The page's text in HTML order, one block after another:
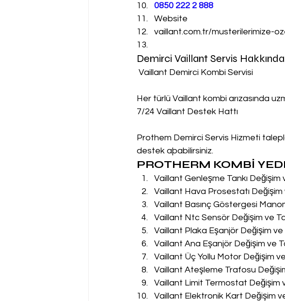
0850 222 2 888
Website
vaillant.com.tr/musterilerimize-
Demirci Vaillant Servis Hakkında
Vaillant Demirci Kombi Servisi
Her türlü Vaillant kombi arızasında
7/24 Vaillant Destek Hattı
Prothem Demirci Servis Hizmeti
destek aþabilirsiniz.
PROTHERM KOMBİ
Vaillant Genleşme Tankı Değişim
Vaillant Hava Prosestatı Değişim
Vaillant Basınç Göstergesi
Vaillant Ntc Sensör Değişim ve
Vaillant Plaka Eşanjör Değişim ve
Vaillant Ana Eşanjör Değişim ve
Vaillant Üç Yollu Motor Değişim
Vaillant Ateşleme Trafosu
Vaillant Limit Termostat Değişim
Vaillant Elektronik Kart Değişim